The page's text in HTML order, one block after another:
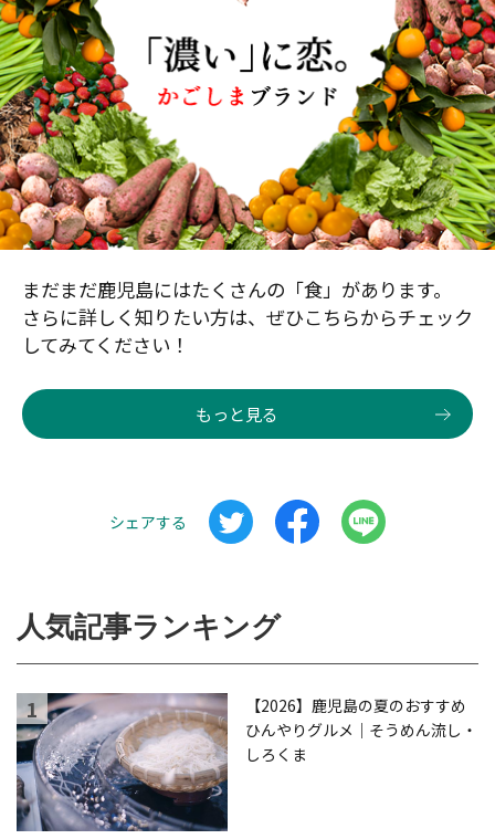
まだまだ鹿児島にはたくさんの「食」があります。
さらに詳しく知りたい方は、ぜひこちらからチェック
してみてください！
もっと見る
シェアする
人気記事ランキング
【2026】鹿児島の夏のおすすめ
ひんやりグルメ｜そうめん流し・
しろくま